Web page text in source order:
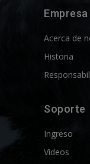
Empresa
Acerca de
Historia
Soporte
Ingreso
Videos